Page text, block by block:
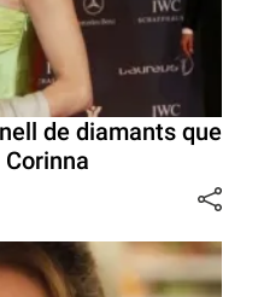
de diamants que